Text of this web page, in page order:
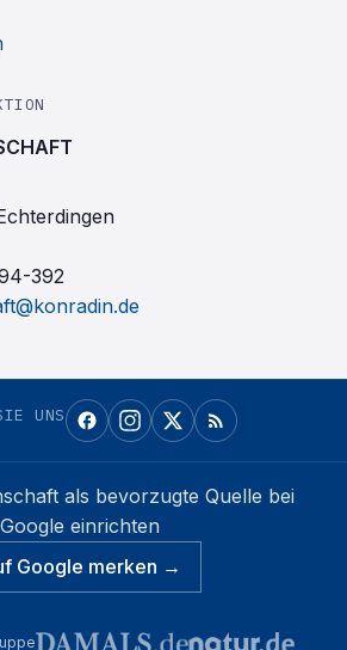
392
UNS
als bevorzugte Quelle bei
Google einrichten
Google merken →